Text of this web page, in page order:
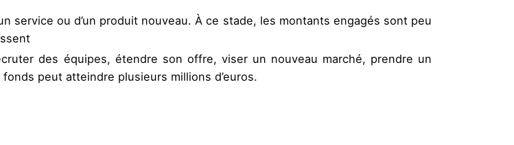
service ou d’un produit nouveau. À ce stade, les montants engagés sont peu
des équipes, étendre son offre, viser un nouveau marché, prendre un
peut atteindre plusieurs millions d’euros.